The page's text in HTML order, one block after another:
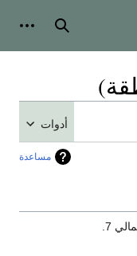
بحث
أدوات
مساعدة